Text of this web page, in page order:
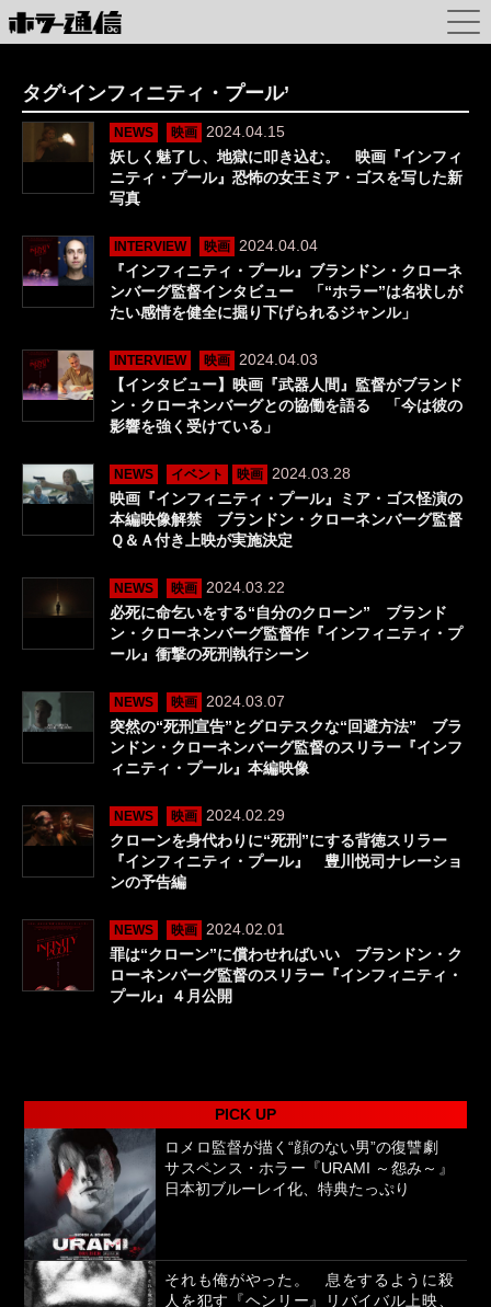
タグ‘インフィニティ・プール’
NEWS 映画
2024.04.15
妖しく魅了し、地獄に叩き込む。 映画『インフィ
ニティ・プール』恐怖の女王ミア・ゴスを写した新
写真
INTERVIEW 映画
2024.04.04
『インフィニティ・プール』ブランドン・クローネ
ンバーグ監督インタビュー 「“ホラー”は名状しが
たい感情を健全に掘り下げられるジャンル」
INTERVIEW 映画
2024.04.03
【インタビュー】映画『武器人間』監督がブランド
ン・クローネンバーグとの協働を語る 「今は彼の
影響を強く受けている」
NEWS イベント 映画
2024.03.28
映画『インフィニティ・プール』ミア・ゴス怪演の
本編映像解禁 ブランドン・クローネンバーグ監督
Ｑ＆Ａ付き上映が実施決定
NEWS 映画
2024.03.22
必死に命乞いをする“自分のクローン” ブランド
ン・クローネンバーグ監督作『インフィニティ・プ
ール』衝撃の死刑執行シーン
NEWS 映画
2024.03.07
突然の“死刑宣告”とグロテスクな“回避方法” ブラ
ンドン・クローネンバーグ監督のスリラー『インフ
ィニティ・プール』本編映像
NEWS 映画
2024.02.29
クローンを身代わりに“死刑”にする背徳スリラー
『インフィニティ・プール』 豊川悦司ナレーショ
ンの予告編
NEWS 映画
2024.02.01
罪は“クローン”に償わせればいい ブランドン・ク
ローネンバーグ監督のスリラー『インフィニティ・
プール』４月公開
PICK UP
ロメロ監督が描く“顔のない男”の復讐劇
サスペンス・ホラー『URAMI ～怨み～』
日本初ブルーレイ化、特典たっぷり
それも俺がやった。 息をするように殺
人を犯す『ヘンリー』リバイバル上映、